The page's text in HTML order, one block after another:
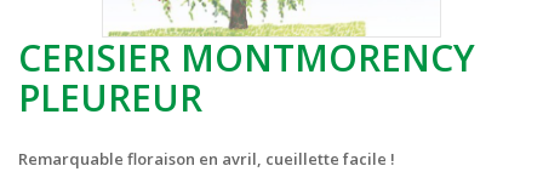
CERISIER MONTMORENCY
PLEUREUR
Remarquable floraison en avril, cueillette facile !